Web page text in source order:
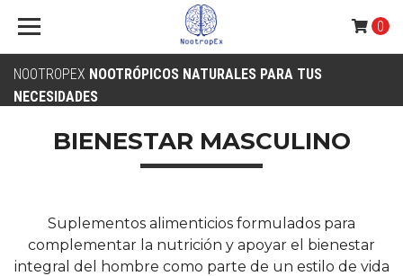
NOOTROPEX NOOTRÓPICOS NATURALES PARA TUS
NECESIDADES
0
BIENESTAR MASCULINO
Suplementos alimenticios formulados para
complementar la nutrición y apoyar el bienestar
integral del hombre como parte de un estilo de vida